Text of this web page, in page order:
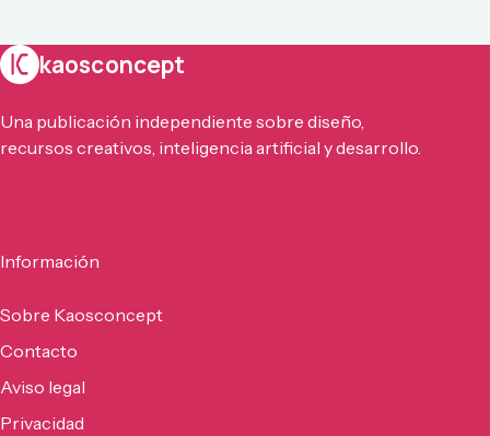
kaosconcept
Una publicación independiente sobre diseño,
recursos creativos, inteligencia artificial y desarrollo.
Información
Sobre Kaosconcept
Contacto
Aviso legal
Privacidad